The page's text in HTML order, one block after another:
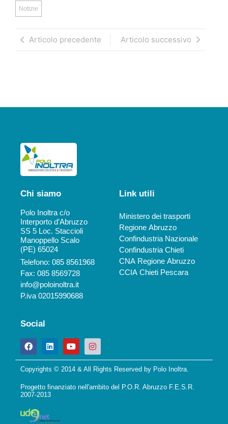
Notizie
Articolo precedente Articolo successivo
Chi siamo
Polo Inoltra c/o
Interporto d’Abruzzo
SS 5 Loc. Staccioli
Manoppello Scalo
(PE) 65024
Telefono: 085 8561968
Fax: 085 8569728
info@poloinoltra.it
P.iva 02015990688
Link utili
Ministero dei trasporti
Regione Abruzzo
Confindustria Nazionale
Confindustria Chieti
CNA Regione Abruzzo
CCIA Chieti Pescara
Social
Copyrights © 2014 & All Rights Reserved by Polo Inoltra.
Progetto finanziato nell'ambito del P.O.R. Abruzzo F.E.S.R.
2007-2013